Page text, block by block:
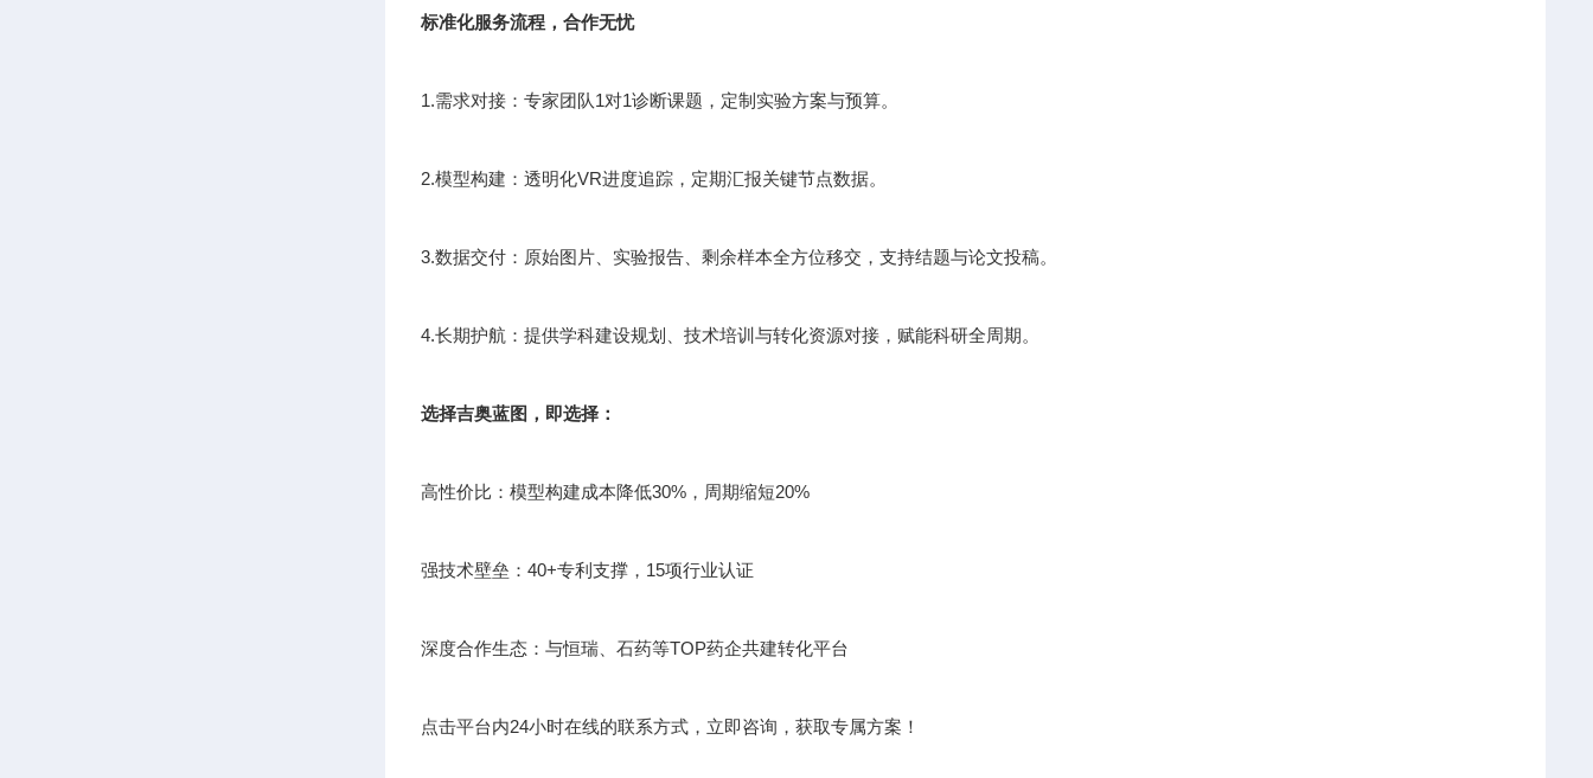
标准化服务流程，合作无忧
1.需求对接：专家团队1对1诊断课题，定制实验方案与预算。
2.模型构建：透明化VR进度追踪，定期汇报关键节点数据。
3.数据交付：原始图片、实验报告、剩余样本全方位移交，支持结题与论文投稿。
4.长期护航：提供学科建设规划、技术培训与转化资源对接，赋能科研全周期。
选择吉奥蓝图，即选择：
高性价比：模型构建成本降低30%，周期缩短20%
强技术壁垒：40+专利支撑，15项行业认证
深度合作生态：与恒瑞、石药等TOP药企共建转化平台
点击平台内24小时在线的联系方式，立即咨询，获取专属方案！